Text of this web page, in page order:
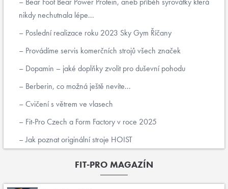
nikdy nechutnala lépe...
Poslední realizace roku 2023 Sky Gym Říčany
Provádíme servis komerčních strojů všech značek
Dopamin – jaké doplňky zvolit pro duševní pohodu
Berberin, co možná ještě nevíte...
Cvičení s větrem ve vlasech
Fit-Pro Czech a Form Factory v roce 2025
Jak poznat originální stroje HOIST
FIT-PRO MAGAZÍN